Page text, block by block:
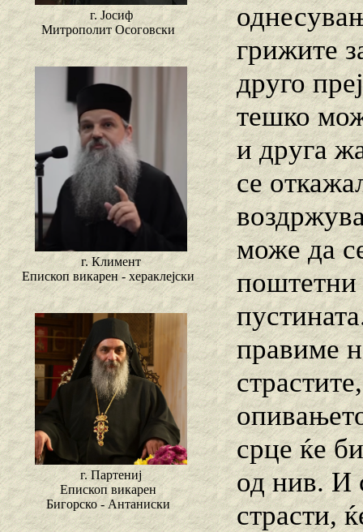
г. Јосиф
Митрополит Осоговски
г. Климент
Епископ викарен - хераклејски
г. Партениј
Епископ викарен
Бигорско - Антаниски
грижите
друго
тешко
и друга
се
може да
поштетни
правиме
срце ќе
од нив. И
страсти,